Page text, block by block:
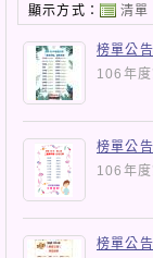
顯示方式： 清單
榜單公
106年
榜單公
106年
榜單公